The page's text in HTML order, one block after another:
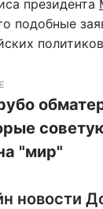
президента
подобные
"мир"
новости